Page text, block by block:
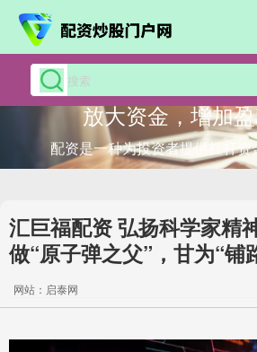
放大资金，增加
配资是一种为投资者提供杠杆
汇巨福配资 弘扬科学家精
做“原子弹之父”，甘为“铺
网站：启泰网